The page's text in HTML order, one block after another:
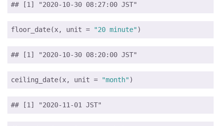
## [1] "2020-10-30 08:27:00 JST"
floor_date(x, unit = "20 minute")
## [1] "2020-10-30 08:20:00 JST"
ceiling_date(x, unit = "month")
## [1] "2020-11-01 JST"